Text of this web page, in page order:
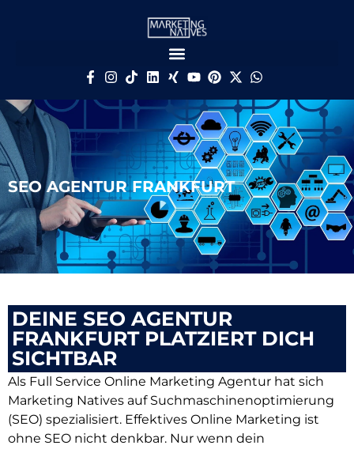
SEO AGENTUR FRANKFURT
DEINE SEO AGENTUR
FRANKFURT PLATZIERT DICH
SICHTBAR
Als Full Service Online Marketing Agentur hat sich
Marketing Natives auf Suchmaschinenoptimierung
(SEO) spezialisiert. Effektives Online Marketing ist
ohne SEO nicht denkbar. Nur wenn dein